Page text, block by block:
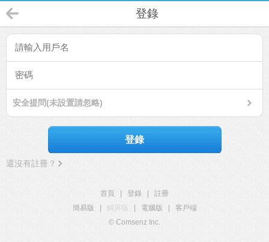
登錄
安全提問(未設置請忽略)
登錄
還沒有註冊？
首頁 登錄
註冊
簡易版
觸屏版 電腦版
客戶端
© Comsenz Inc.